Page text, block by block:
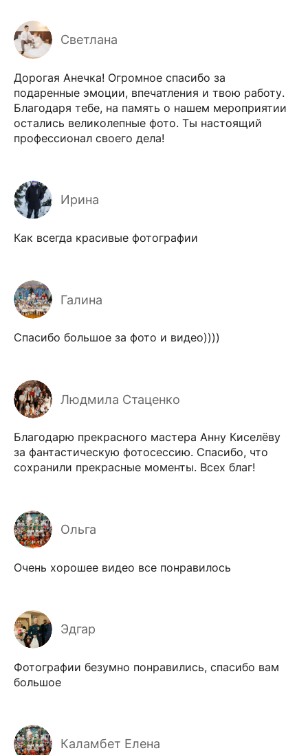
Светлана
Дорогая Анечка! Огромное спасибо за
подаренные эмоции, впечатления и твою работу.
Благодаря тебе, на память о нашем мероприятии
остались великолепные фото. Ты настоящий
профессионал своего дела!
Ирина
Как всегда красивые фотографии
Галина
Спасибо большое за фото и видео))))
Людмила Стаценко
Благодарю прекрасного мастера Анну Киселёву
за фантастическую фотосессию. Спасибо, что
сохранили прекрасные моменты. Всех благ!
Ольга
Очень хорошее видео все понравилось
Эдгар
Фотографии безумно понравились, спасибо вам
большое
Каламбет Елена